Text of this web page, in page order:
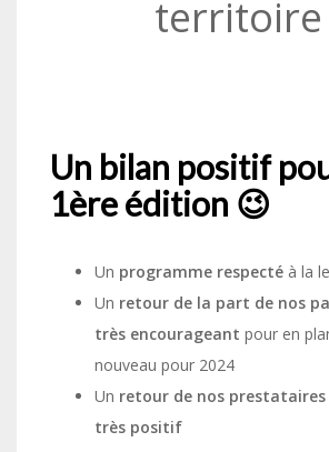
territoire
Un bilan positif
1ère édition 😉
Un programme respecté à la
Un retour de la part de nos
très encourageant pour en
nouveau pour 2024
Un retour de nos
très positif